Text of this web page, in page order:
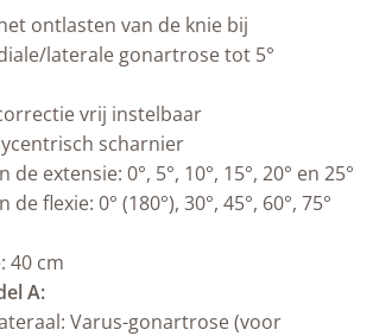
ontlasten van de knie bij
laterale gonartrose tot 5°
vrij instelbaar
scharnier
de extensie: 0°, 5°, 10°, 15°, 20° en 25°
flexie: 0° (180°), 30°, 45°, 60°, 75°
40 cm
A:
Varus-gonartrose (voor